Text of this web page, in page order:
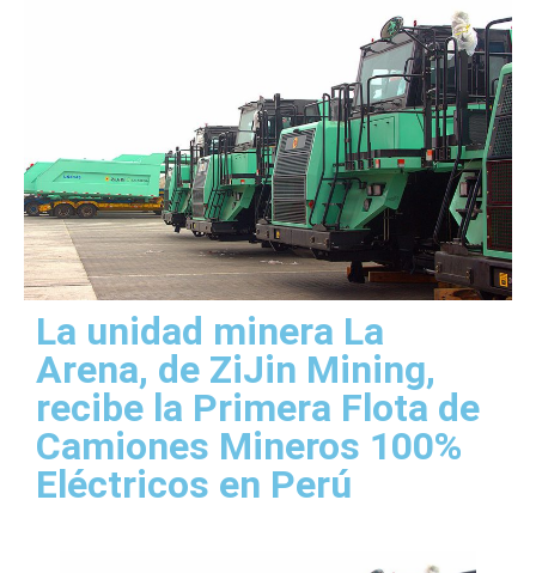
La unidad minera La
Arena, de ZiJin Mining,
recibe la Primera Flota de
Camiones Mineros 100%
Eléctricos en Perú